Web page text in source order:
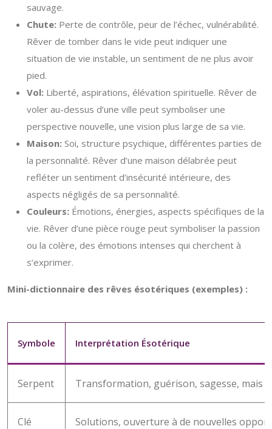
sauvage.
Chute: Perte de contrôle, peur de l’échec, vulnérabilité.
Rêver de tomber dans le vide peut indiquer une
situation de vie instable, un sentiment de ne plus avoir
pied.
Vol: Liberté, aspirations, élévation spirituelle. Rêver de
voler au-dessus d’une ville peut symboliser une
perspective nouvelle, une vision plus large de sa vie.
Maison: Soi, structure psychique, différentes parties de
la personnalité. Rêver d’une maison délabrée peut
refléter un sentiment d’insécurité intérieure, des
aspects négligés de sa personnalité.
Couleurs: Émotions, énergies, aspects spécifiques de la
vie. Rêver d’une pièce rouge peut symboliser la passion
ou la colère, des émotions intenses qui cherchent à
s’exprimer.
Mini-dictionnaire des rêves ésotériques (exemples) :
Symbole Interprétation Ésotérique
Serpent Transformation, guérison, sagesse, mais
Clé Solutions, ouverture à de nouvelles